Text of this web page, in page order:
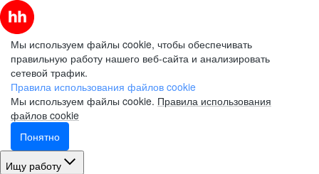
Мы используем файлы cookie, чтобы обеспечивать
правильную работу нашего веб-сайта и анализировать
сетевой трафик.
Правила использования файлов cookie
Мы используем файлы cookie. Правила использования
файлов cookie
Понятно
Ищу работу